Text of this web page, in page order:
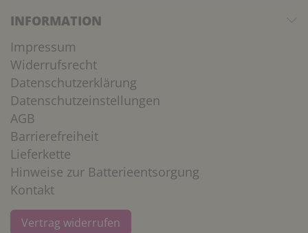
INFORMATION
Impressum
Widerrufsrecht
Datenschutzerklärung
Datenschutzeinstellungen
AGB
Barrierefreiheit
Lieferkette
Hinweise zur Batterieentsorgung
Kontakt
Vertrag widerrufen